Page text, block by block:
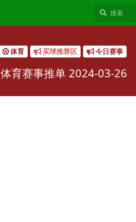
体育 买球推荐区 今日赛事
体育赛事推单 2024-03-26